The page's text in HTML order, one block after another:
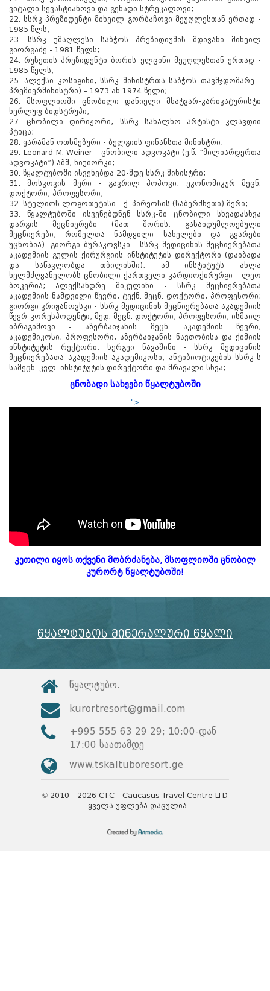
ვიტალი სევასტიანოვი და გენადი სტრეკალოვი;
22. სსრკ პრეზიდენტი მიხეილ გორბაჩოვი მეუღლესთან ერთად -
1985 წლს;
23. სსრკ უმაღლესი საბჭოს პრეზიდიუმის მდივანი მიხეილ
გიორგაძე - 1981 წელს;
24. რუსეთის პრეზიდენტი ბორის ელცინი მეუღლესთან ერთად -
1985 წელს;
25. ალექსი კოსიგინი, სსრკ მინისტრთა საბჭოს თავმჯდომარე -
პრემიერმინისტრი) – 1973 ან 1974 წელი;
26. მსოფლიოში ცნობილი დანიელი მხატვარ-კარიკატურისტი
ხერლუფ ბიდსტრუპი;
27. ცნობილი დირიჟორი, სსრკ სახალხო არტისტი კლავდიი
პტიცა;
28. ყარამან ოთხმეზური - ბელგიის ფინანსთა მინისტრი;
29. Leonard M. Weiner - ცნობილი ადვოკატი (ე.წ. ”მილიარდერთა
ადვოკატი”) აშშ, ნიუიორკი;
30. წყალტუბოში ისვენებდა 20-მდე სსრკ მინისტრი;
31. მოსკოვის მერი - გავრილ პოპოვი, ეკონომიკურ მეცნ.
დოქტორი, პროფესორი;
32. სტელიოს ლოგოთეტისი - ქ. პირეოსის (საბერძნეთი) მერი;
33. წყალტუბოში ისვენებდნენ სსრკ-ში ცნობილი სხვადასხვა
დარგის მეცნიერები (მათ შორის, გასაიდუმლოებული
მეცნიერები, რომელთა ნამდვილი სახელები და გვარები
უცნობია): გიორგი ბურაკოვსკი - სსრკ მედიცინის მეცნიერებათა
აკადემიის გულის ქირურგიის ინსტიტუტის დირექტორი (დაიბადა
და საწავლობდა თბილისში), ამ ინსტიტუტს ახლა
ხელმძღვანელობს ცნობილი ქართველი კარდიოქირურგი - ლეო
ბოკერია; ალექსანდრე მიკულინი - სსრკ მეცნიერებათა
აკადემიის ნამდვილი წევრი, ტექნ. მეცნ. დოქტორი, პროფესორი;
გიორგი კრიჟანოვსკი - სსრკ მედიცინის მეცნიერებათა აკადემიის
წევრ-კორესპოდენტი, მედ. მეცნ. დოქტორი, პროფესორი; ისმაილ
იბრაგიმოვი - აზერბაიჯანის მეცნ. აკადემიის წევრი,
აკადემიკოსი, პროფესორი, აზერბაიჯანის ნავთობისა და ქიმიის
ინსტიტუტის რექტორი; სერგეი ნავაშინი - სსრკ მედიცინის
მეცნიერებათა აკადემიის აკადემიკოსი, ანტიბიოტიკების სსრკ-ს
სამეცნ. კვლ. ინსტიტუტის დირექტორი და მრავალი სხვა;
ცნობადი სახეები წყალტუბოში
">
კეთილი იყოს თქვენი მობრძანება, მსოფლიოში ცნობილ
კურორტ წყალტუბოში!
წყალტუბოს მინერალური წყალი